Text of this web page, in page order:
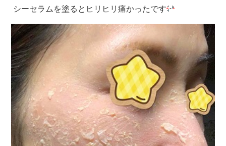
シーセラムを塗るとヒリヒリ痛かったです